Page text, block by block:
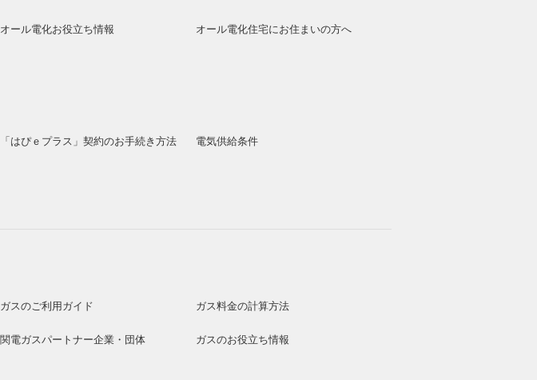
オール電化お役立ち情報 オール電化住宅にお住まいの方へ
「はぴｅプラス」契約のお手続き方法 電気供給条件
ガスのご利用ガイド ガス料金の計算方法
関電ガスパートナー企業・団体 ガスのお役立ち情報